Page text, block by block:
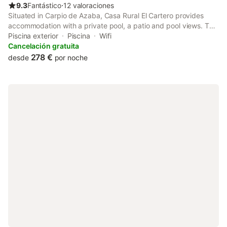
9.3Fantástico⋅12 valoraciones
Situated in Carpio de Azaba, Casa Rural El Cartero provides
accommodation with a private pool, a patio and pool views. The
property has city and inner courtyard views.
Piscina exterior Piscina
Wifi
Cancelación gratuita
desde 278 € por noche